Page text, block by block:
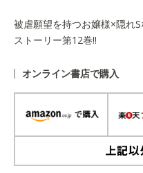
被虐願望を持つお嬢様×隠れ
ストーリー第12巻!!
オンライン書店で購入